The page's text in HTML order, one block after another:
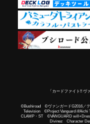
「カードファイト!! ヴ
©Bushiroad ©ヴァンガードG2016／
Television ©Project Vanguard if/
CLAMP・ST ©VANGUARD
Divinez Character